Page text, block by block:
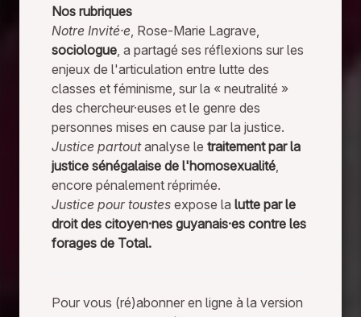
i
s
Nos rubriques
Notre Invité·e, Rose-Marie Lagrave,
sociologue, a partagé ses réflexions sur les
enjeux de l'articulation entre lutte des
classes et féminisme, sur la « neutralité »
des chercheur·euses et le genre des
personnes mises en cause par la justice.
Justice partoutanalyse le traitement par la
justice sénégalaise de l'homosexualité,
encore pénalement réprimée.
Justice pour toustes expose la lutte par le
droit des citoyen·nes guyanais·es contre les
forages de Total.
Pour vous (ré)abonner en ligne à la version